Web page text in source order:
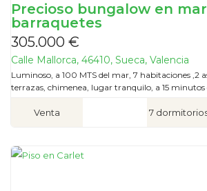
Precioso bungalow en
barraquetes
305.000 €
Calle Mallorca, 46410, Sueca, Valencia
Luminoso, a 100 MTS del mar, 7 habitaciones ,2
terrazas, chimenea, lugar tranquilo, a 15 minutos
Venta 7